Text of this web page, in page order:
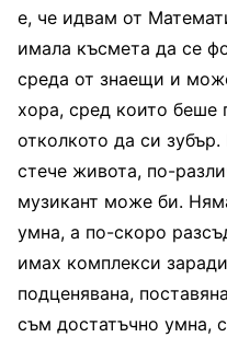
е, че идвам от
имала късмета да се
среда от знаещи и
хора, сред които беше
отколкото да си
стече живота, по-
музикант може би.
умна, а по-скоро
имах комплекси
подценявана,
съм достатъчно умна,